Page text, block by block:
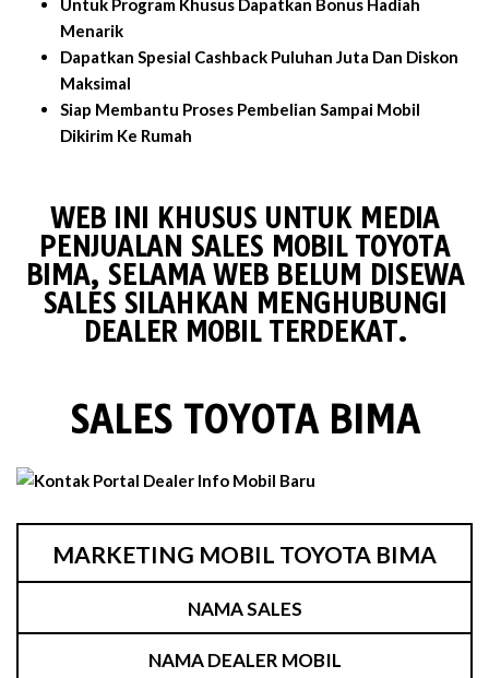
Untuk Program Khusus Dapatkan Bonus Hadiah
Menarik
Dapatkan Spesial Cashback Puluhan Juta Dan Diskon
Maksimal
Siap Membantu Proses Pembelian Sampai Mobil
Dikirim Ke Rumah
WEB INI KHUSUS UNTUK MEDIA
PENJUALAN SALES MOBIL TOYOTA
BIMA, SELAMA WEB BELUM DISEWA
SALES SILAHKAN MENGHUBUNGI
DEALER MOBIL TERDEKAT.
SALES TOYOTA BIMA
MARKETING MOBIL TOYOTA BIMA
NAMA SALES
NAMA DEALER MOBIL